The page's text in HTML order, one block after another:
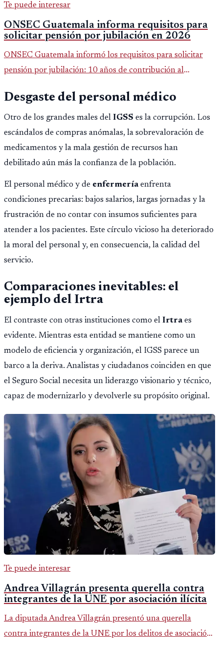
Te puede interesar
ONSEC Guatemala informa requisitos para
solicitar pensión por jubilación en 2026
ONSEC Guatemala informó los requisitos para solicitar
pensión por jubilación: 10 años de contribución al
importar edad.
Desgaste del personal médico
Otro de los grandes males del IGSS es la corrupción. Los
escándalos de compras anómalas, la sobrevaloración de
medicamentos y la mala gestión de recursos han
debilitado aún más la confianza de la población.
El personal médico y de enfermeríaenfrenta
condiciones precarias: bajos salarios, largas jornadas y la
frustración de no contar con insumos suficientes para
atender a los pacientes. Este círculo vicioso ha deteriorado
la moral del personal y, en consecuencia, la calidad del
servicio.
Comparaciones inevitables: el
ejemplo del Irtra
El contraste con otras instituciones como el Irtraes
evidente. Mientras esta entidad se mantiene como un
modelo de eficiencia y organización, el IGSS parece un
barco a la deriva. Analistas y ciudadanos coinciden en que
el Seguro Social necesita un liderazgo visionario y técnico,
capaz de modernizarlo y devolverle su propósito original.
Te puede interesar
Andrea Villagrán presenta querella contra
integrantes de la UNE por asociación ilícita
La diputada Andrea Villagrán presentó una querella
contra integrantes de la UNE por los delitos de asociación